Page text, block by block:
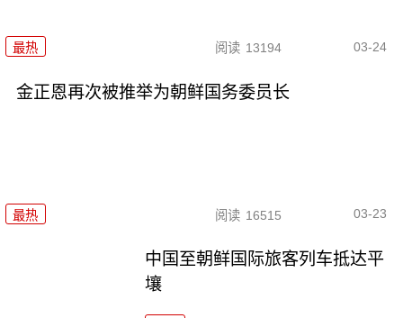
最热 阅读 13194 03-24
金正恩再次被推举为朝鲜国务委员长
最热 阅读 16515 03-23
中国至朝鲜国际旅客列车抵达平
壤